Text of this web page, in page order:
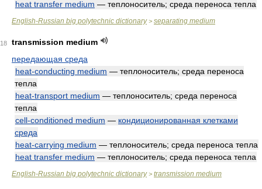
heat transfer medium — теплоноситель; среда переноса тепла
English-Russian big polytechnic dictionary> separating medium
18
transmission medium
передающая среда
heat-conducting medium — теплоноситель; среда переноса
тепла
heat-transport medium — теплоноситель; среда переноса
тепла
cell-conditioned medium — кондиционированная клетками
среда
heat-carrying medium — теплоноситель; среда переноса тепла
heat transfer medium — теплоноситель; среда переноса тепла
English-Russian big polytechnic dictionary> transmission medium